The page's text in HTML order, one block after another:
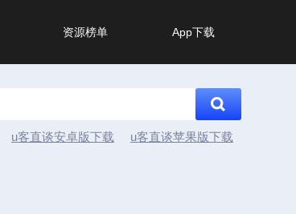
资源榜单 App下载
u客直谈安卓版下载 u客直谈苹果版下载